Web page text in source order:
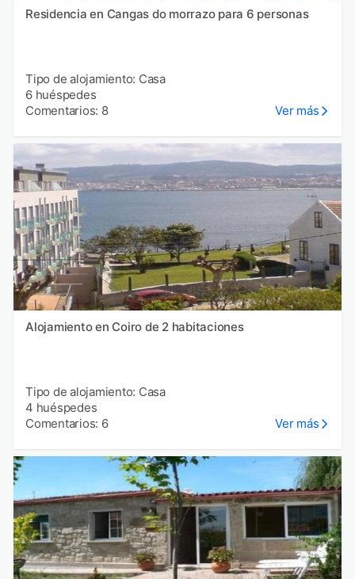
Residencia en Cangas do morrazo para 6 personas
Tipo de alojamiento: Casa
6 huéspedes
Comentarios: 8
Ver más
Alojamiento en Coiro de 2 habitaciones
Tipo de alojamiento: Casa
4 huéspedes
Comentarios: 6
Ver más